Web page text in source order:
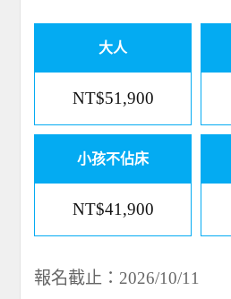
大人
NT$51,900
小孩不佔床
NT$41,900
報名截止：2026/10/11